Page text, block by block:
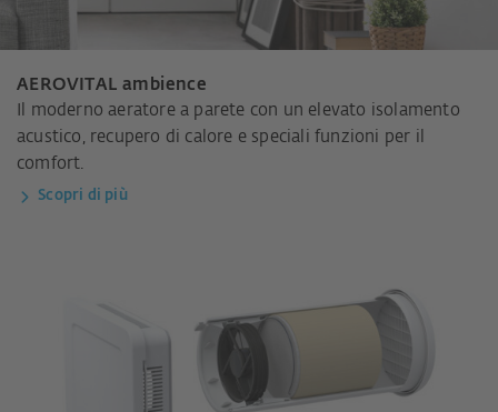
AEROVITAL ambience
Il moderno aeratore a parete con un elevato isolamento
acustico, recupero di calore e speciali funzioni per il
comfort.
Scopri di più